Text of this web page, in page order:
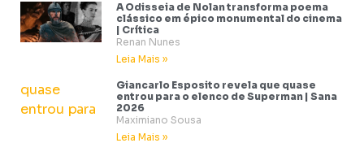
A Odisseia de Nolan transforma poema
clássico em épico monumental do cinema
| Crítica
Renan Nunes
Leia Mais »
Giancarlo Esposito revela que quase
entrou para o elenco de Superman | Sana
2026
Maximiano Sousa
Leia Mais »